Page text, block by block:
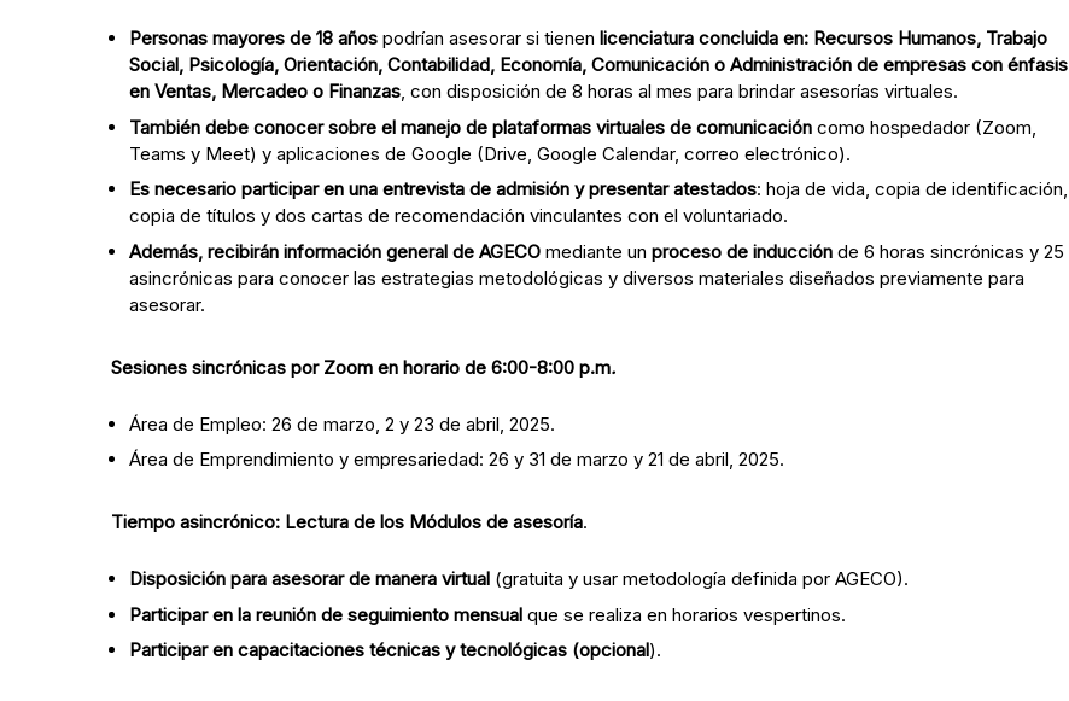
Personas mayores de 18 años podrían asesorar si tienen licenciatura concluida en: Recursos Humanos, Trabajo
Social, Psicología, Orientación, Contabilidad, Economía, Comunicación o Administración de empresas con énfasis
en Ventas, Mercadeo o Finanzas, con disposición de 8 horas al mes para brindar asesorías virtuales.
También debe conocer sobre el manejo de plataformas virtuales de comunicación como hospedador (Zoom,
Teams y Meet) y aplicaciones de Google (Drive, Google Calendar, correo electrónico).
Es necesario participar en una entrevista de admisión y presentar atestados: hoja de vida, copia de identificación,
copia de títulos y dos cartas de recomendación vinculantes con el voluntariado.
Además, recibirán información general de AGECO mediante un proceso de inducción de 6 horas sincrónicas y 25
asincrónicas para conocer las estrategias metodológicas y diversos materiales diseñados previamente para
asesorar.
Sesiones sincrónicas por Zoom en horario de 6:00-8:00 p.m.
Área de Empleo: 26 de marzo, 2 y 23 de abril, 2025.
Área de Emprendimiento y empresariedad: 26 y 31 de marzo y 21 de abril, 2025.
Tiempo asincrónico: Lectura de los Módulos de asesoría.
Disposición para asesorar de manera virtual (gratuita y usar metodología definida por AGECO).
Participar en la reunión de seguimiento mensual que se realiza en horarios vespertinos.
Participar en capacitaciones técnicas y tecnológicas (opcional).